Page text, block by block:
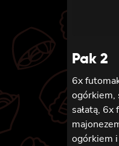
Pak 2
6x
ogórkiem,
sałatą,
ogórkiem i